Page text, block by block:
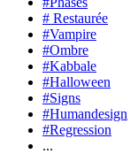
# Restaurée
#Vampire
#Ombre
#Kabbale
#Halloween
#Signs
#Humandesign
#Regression
...